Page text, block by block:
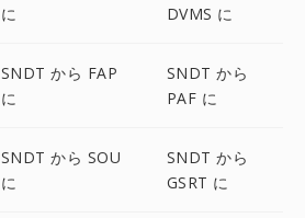
に
DVMS に
SNDT から FAP
に
SNDT から
PAF に
SNDT から SOU
に
SNDT から
GSRT に